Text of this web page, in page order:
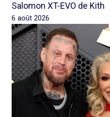
Salomon XT-EVO de Kith
6 août 2026